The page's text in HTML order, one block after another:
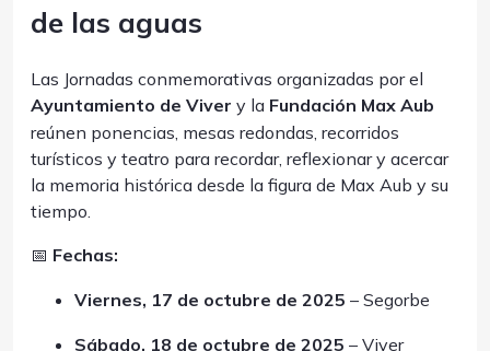
de las aguas
Las Jornadas conmemorativas organizadas por el
Ayuntamiento de Viver y la Fundación Max Aub
reúnen ponencias, mesas redondas, recorridos
turísticos y teatro para recordar, reflexionar y acercar
la memoria histórica desde la figura de Max Aub y su
tiempo.
📅 Fechas:
Viernes, 17 de octubre de 2025 – Segorbe
Sábado, 18 de octubre de 2025 – Viver